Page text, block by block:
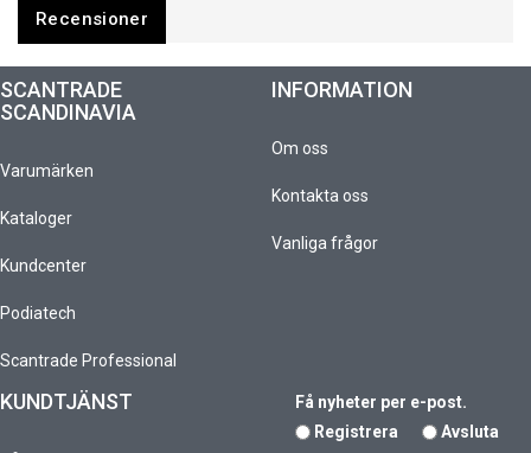
Recensioner
SCANTRADE
SCANDINAVIA
Varumärken
Kataloger
Kundcenter
Podiatech
Scantrade Professional
INFORMATION
Om oss
Kontakta oss
Vanliga frågor
KUNDTJÄNST
Få nyheter per e-post.
Registrera
Avsluta